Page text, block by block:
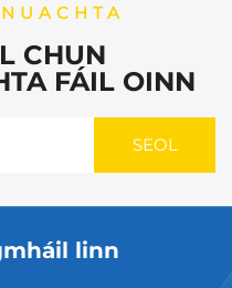
CHUN
FÁIL OINN
linn